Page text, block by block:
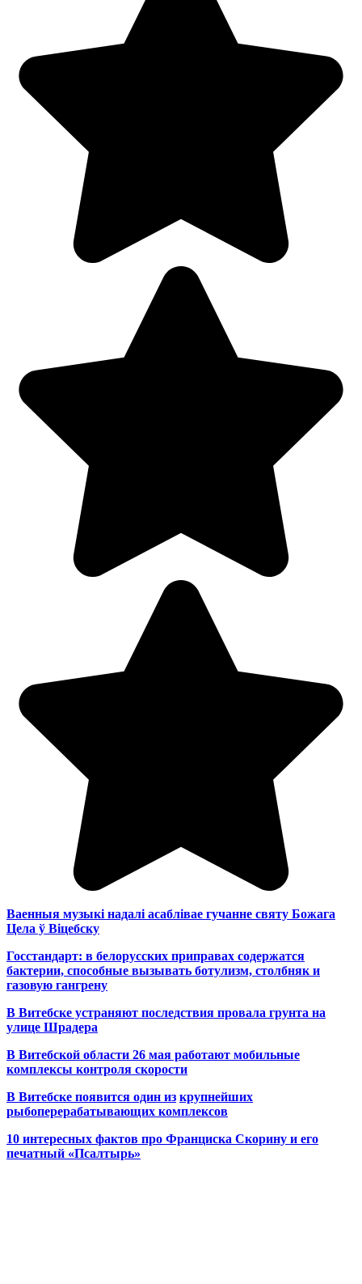
Ваенныя музыкі надалі асаблівае гучанне святу Божага
Цела ў Віцебску
Госстандарт: в белорусских приправах содержатся
бактерии, способные вызывать ботулизм, столбняк и
газовую гангрену
В Витебске устраняют последствия провала грунта на
улице Шрадера
В Витебской области 26 мая работают мобильные
комплексы контроля скорости
В Витебске появится один из крупнейших
рыбоперерабатывающих комплексов
10 интересных фактов про Франциска Скорину и его
печатный «Псалтырь»